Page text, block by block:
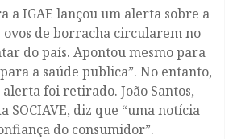
a IGAE lançou um alerta sobre a
de borracha circularem no
do país. Apontou mesmo para
a saúde publica”. No entanto,
foi retirado. João Santos,
SOCIAVE, diz que “uma notícia
do consumidor”.